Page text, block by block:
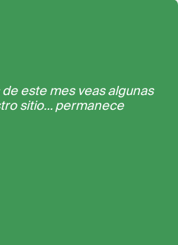
este mes veas algunas
sitio… permanece